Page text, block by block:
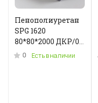
Пенополиуретан
SPG 1620
80*80*2000 ДКР/0.2
кг .N-3955U
0 Есть в наличии